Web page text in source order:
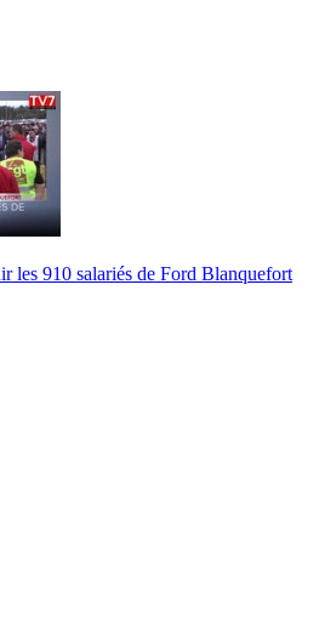
les 910 salariés de Ford Blanquefort